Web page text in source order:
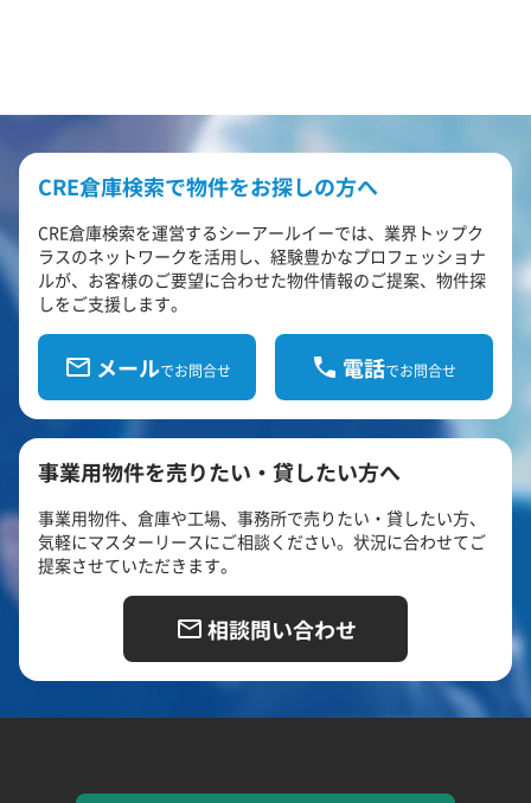
CRE倉庫検索で物件をお探しの方へ
CRE倉庫検索を運営するシーアールイーでは、業界トップク
ラスのネットワークを活用し、経験豊かなプロフェッショナ
ルが、お客様のご要望に合わせた物件情報のご提案、物件探
しをご支援します。
メールでお問合せ 電話でお問合せ
事業用物件を売りたい・貸したい方へ
事業用物件、倉庫や工場、事務所で売りたい・貸したい方、
気軽にマスターリースにご相談ください。状況に合わせてご
提案させていただきます。
相談問い合わせ